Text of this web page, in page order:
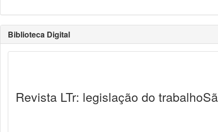
Biblioteca Digital
Revista LTr: legislação do